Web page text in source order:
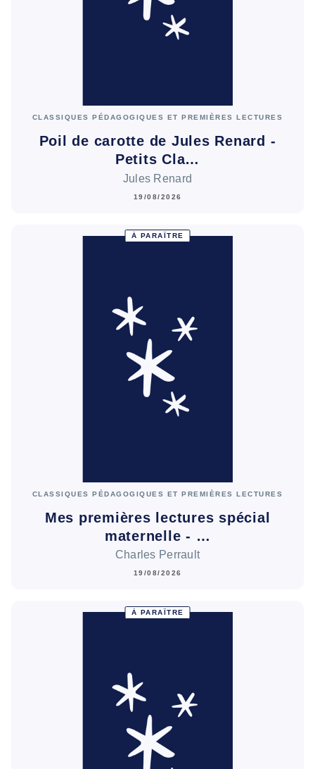
CLASSIQUES PÉDAGOGIQUES ET PREMIÈRES LECTURES
Poil de carotte de Jules Renard -
Petits Cla…
Jules Renard
19/08/2026
À PARAÎTRE
CLASSIQUES PÉDAGOGIQUES ET PREMIÈRES LECTURES
Mes premières lectures spécial
maternelle - …
Charles Perrault
19/08/2026
À PARAÎTRE